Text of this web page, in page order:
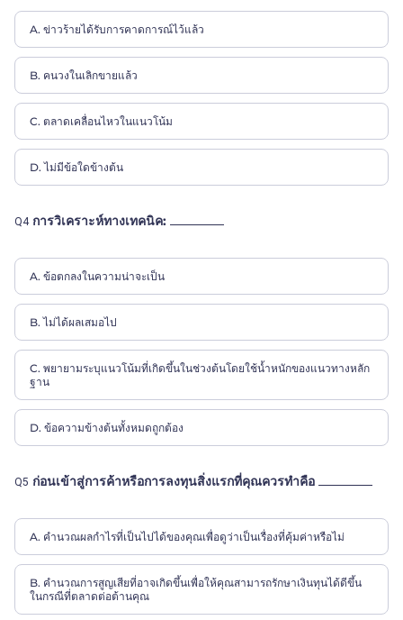
A. ข่าวร้ายได้รับการคาดการณ์ไว้แล้ว
B. คนวงในเลิกขายแล้ว
C. ตลาดเคลื่อนไหวในแนวโน้ม
D. ไม่มีข้อใดข้างต้น
Q4การวิเคราะห์ทางเทคนิค:
A. ข้อตกลงในความน่าจะเป็น
B. ไม่ได้ผลเสมอไป
C. พยายามระบุแนวโน้มที่เกิดขึ้นในช่วงต้นโดยใช้น้ำหนักของแนวทางหลัก
ฐาน
D. ข้อความข้างต้นทั้งหมดถูกต้อง
Q5 ก่อนเข้าสู่การค้าหรือการลงทุนสิ่งแรกที่คุณควรทำคือ
A. คำนวณผลกำไรที่เป็นไปได้ของคุณเพื่อดูว่าเป็นเรื่องที่คุ้มค่าหรือไม่
B. คำนวณการสูญเสียที่อาจเกิดขึ้นเพื่อให้คุณสามารถรักษาเงินทุนได้ดีขึ้น
ในกรณีที่ตลาดต่อต้านคุณ